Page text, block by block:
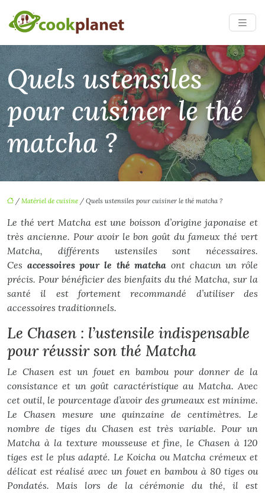
Quels ustensiles
pour cuisiner le thé
matcha ?
/ Matériel de cuisine / Quels ustensiles pour cuisiner le thé matcha ?
Le thé vert Matcha est une boisson d’origine japonaise et
très ancienne. Pour avoir le bon goût du fameux thé vert
Matcha, différents ustensiles sont nécessaires.
Ces accessoires pour le thé matcha ont chacun un rôle
précis. Pour bénéficier des bienfaits du thé Matcha, sur la
santé il est fortement recommandé d’utiliser des
accessoires traditionnels.
Le Chasen : l’ustensile indispensable
pour réussir son thé Matcha
Le Chasen est un fouet en bambou pour donner de la
consistance et un goût caractéristique au Matcha. Avec
cet outil, le pourcentage d’avoir des grumeaux est minime.
Le Chasen mesure une quinzaine de centimètres. Le
nombre de tiges du Chasen est très variable. Pour un
Matcha à la texture mousseuse et fine, le Chasen à 120
tiges est le plus adapté. Le Koicha ou Matcha crémeux et
délicat est réalisé avec un fouet en bambou à 80 tiges ou
Pondatés. Mais lors de la cérémonie du thé, il est